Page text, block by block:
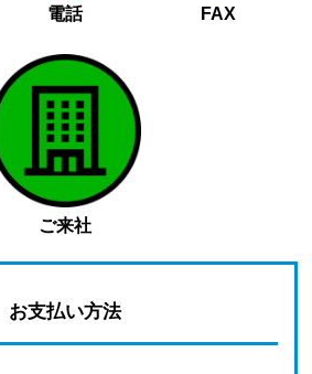
電話 FAX
ご来社
お支払い方法